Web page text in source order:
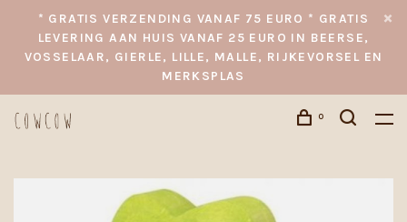
* GRATIS VERZENDING VANAF 75 EURO * GRATIS
LEVERING AAN HUIS VANAF 25 EURO IN BEERSE,
VOSSELAAR, GIERLE, LILLE, MALLE, RIJKEVORSEL EN
MERKSPLAS
0